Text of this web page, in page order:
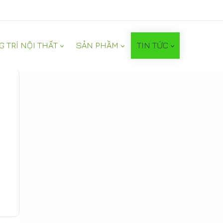
TRÍ NỘI THẤT SẢN PHẦM TIN TỨC